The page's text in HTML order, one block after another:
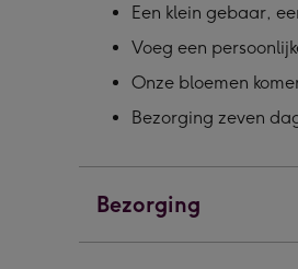
Een klein gebaar,
Voeg een
Onze bloemen
Bezorging zeven
Bezorging